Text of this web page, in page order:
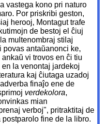
vastega kono pri naturo
Por priskribi geston,
herooj, Montagut trafe
de bestoj el ĉiuj
multenombraj stilaj
povas antaŭanonci ke,
vi trovos en ĉi tiu
la venontaj jardekoj
kaj ĉiutaga uzadoj
finaĵo ene de
verdekolora,
mian
verboj", pritraktitaj de
fine de la libro.